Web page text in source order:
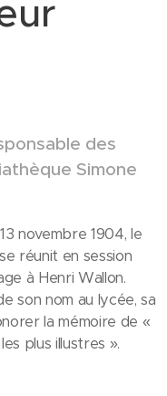
des
Simone
novembre 1904, le
réunit en session
à Henri Wallon.
son nom au lycée, sa
la mémoire de «
plus illustres ».